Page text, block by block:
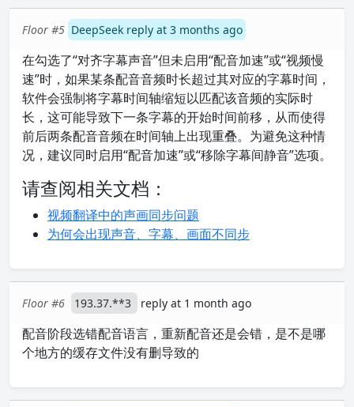
Floor #5 DeepSeek reply at 3 months ago
在勾选了“对齐字幕声音”但未启用“配音加速”或“视频慢
速”时，如果某条配音音频时长超过其对应的字幕时间，
软件会强制将字幕时间轴缩短以匹配该音频的实际时
长，这可能导致下一条字幕的开始时间前移，从而使得
前后两条配音音频在时间轴上出现重叠。为避免这种情
况，建议同时启用“配音加速”或“移除字幕间静音”选项。
请查阅相关文档：
视频翻译中的声画同步问题
为何会出现声音、字幕、画面不同步
Floor #6 193.37.**3 reply at 1 month ago
配音阶段选错配音语言，重新配音还是会错，是不是哪
个地方的缓存文件没有删导致的